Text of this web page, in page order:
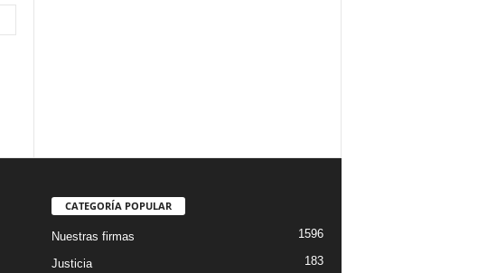
CATEGORÍA POPULAR
Nuestras firmas 1596
Justicia 183